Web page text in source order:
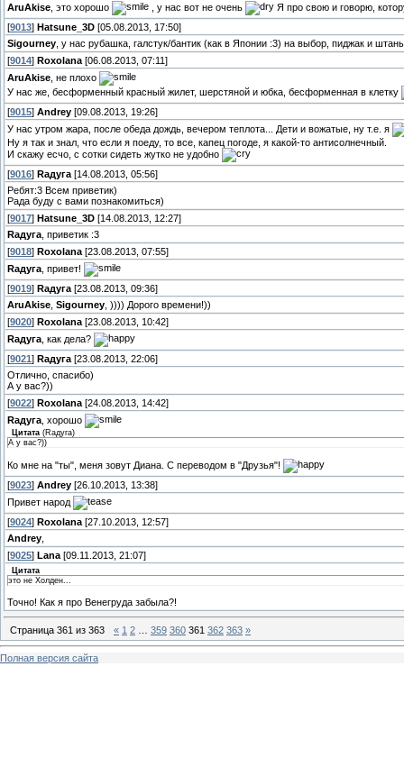
AruAkise , это хорошо , у нас вот не очень
Я про свою и говорю,
[9013] Hatsune_3D [05.08.2013, 17:50]
Sigourney , у нас рубашка, галстук/бантик (как в Японии :3) на выбор, пиджак и
[9014] Roxolana [06.08.2013, 07:11]
AruAkise , не плохо
У нас же, бесформенный красный жилет, шерстяной и юбка, бесформенная в клетку
[9015] Andrey [09.08.2013, 19:26]
У нас утром жара, после обеда дождь, вечером теплота... Дети и вожатые, ну т.е. я
Ну я так и знал, что если я поеду, то все, капец погоде, я какой-то антисолнечный.
И скажу есчо, с сотки сидеть жутко не удобно
[9016] Rадуга [14.08.2013, 05:56]
Ребят:3 Всем приветик)
Рада буду с вами познакомиться)
[9017] Hatsune_3D [14.08.2013, 12:27]
Rадуга , приветик :3
[9018] Roxolana [23.08.2013, 07:55]
Rадуга , привет!
[9019] Rадуга [23.08.2013, 09:36]
AruAkise Sigourney , )))) Дорого времени!))
[9020] Roxolana [23.08.2013, 10:42]
Rадуга , как дела?
[9021 ] Rадуга [23.08.2013, 22:06]
Отлично, спасибо)
А у вас?))
[9022] Roxolana [24.08.2013, 14:42]
Rадуга , хорошо
Цитата (Rадуга)
А у вас?))
Ко мне на "ты", меня зовут Диана. С переводом в "Друзья"!
[9023] Andrey [26.10.2013, 13:38]
Привет народ
[9024] Roxolana [27.10.2013, 12:57]
Andrey
[9025] Lana [09.11.2013, 21:07]
Цитата
это не Холден...
Точно! Как я про Венегруда забыла?!
Страница 361 из 363 « 1 2 359 360 361 362 363 »
Полная версия сайта